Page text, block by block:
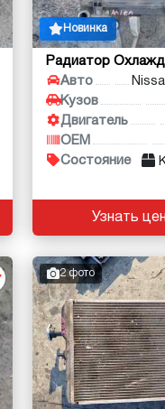
Новинка
Радиатор
Авто
Кузов
Двигатель
OEM
Состояние
Узнать
2 фото